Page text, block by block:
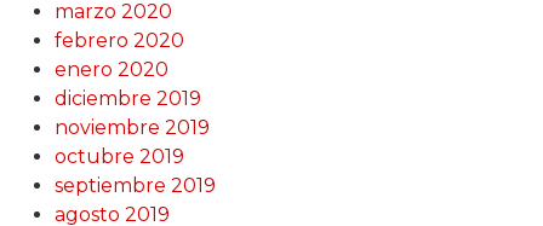
marzo 2020
febrero 2020
enero 2020
diciembre 2019
noviembre 2019
octubre 2019
septiembre 2019
agosto 2019